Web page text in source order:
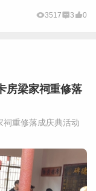
3517 3 0
房梁家祠重修落
重修落成庆典活动